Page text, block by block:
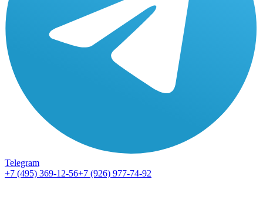
Telegram
+7 (495) 369-12-56+7 (926) 977-74-92